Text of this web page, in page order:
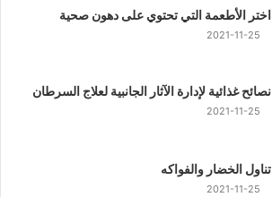
اختر الأطعمة التي تحتوي على دهون صحية
2021-11-25
نصائح غذائية لإدارة الآثار الجانبية لعلاج السرطان
2021-11-25
تناول الخضار والفواكه
2021-11-25